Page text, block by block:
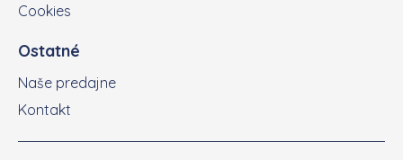
Cookies
Ostatné
Naše predajne
Kontakt